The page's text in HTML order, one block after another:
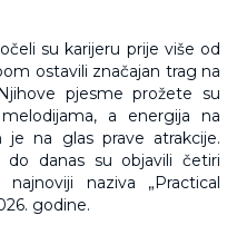
su karijeru prije više od
ostavili značajan trag na
pjesme prožete su
a energija na
na glas prave atrakcije.
danas su objavili četiri
naziva „Practical
godine.